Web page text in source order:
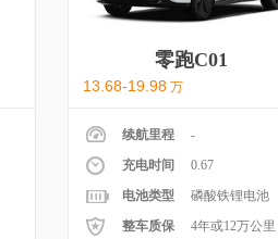
零跑C01
13.68-19.98 万
续航里程
-
充电时间
0.67
电池类型
磷酸铁锂电池
整车质保
4年或12万公里